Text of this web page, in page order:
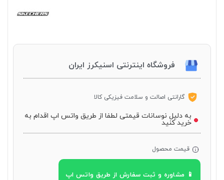
فروشگاه اینترنتی اسنیکرز ایران
گارانتی اصالت و سلامت فیزیکی کالا
به دلیل نوسانات قیمتی لطفا از طریق واتس اپ اقدام به
خرید کنید
قیمت محصول
📱 مشاوره و ثبت سفارش از طریق واتس اپ